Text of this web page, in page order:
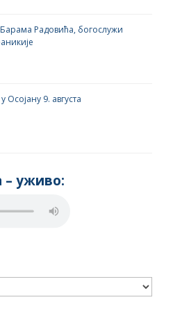
Радовића, богослужи
Осојану 9. августа
– yживо: